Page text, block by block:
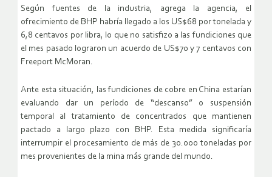
Según fuentes de la industria, agrega la agencia, el
ofrecimiento de BHP habría llegado a los US$68 por tonelada y
6,8 centavos por libra, lo que no satisfizo a las fundiciones que
el mes pasado lograron un acuerdo de US$70 y 7 centavos con
Freeport McMoran.
Ante esta situación, las fundiciones de cobre en China estarían
evaluando dar un período de “descanso” o suspensión
temporal al tratamiento de concentrados que mantienen
pactado a largo plazo con BHP. Esta medida significaría
interrumpir el procesamiento de más de 30.000 toneladas por
mes provenientes de la mina más grande del mundo.